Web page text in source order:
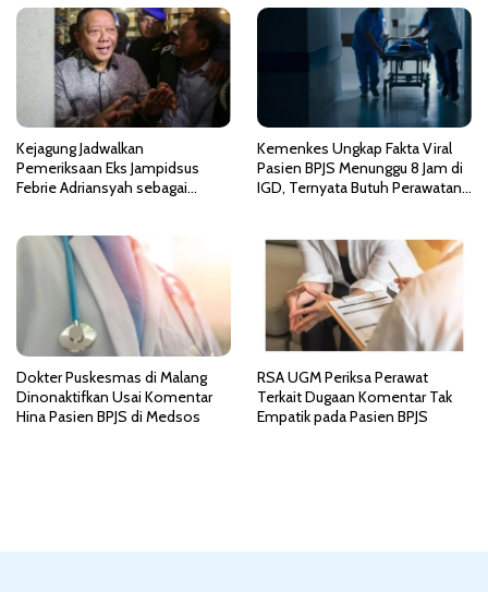
Kejagung Jadwalkan
Pemeriksaan Eks Jampidsus
Febrie Adriansyah sebagai
Kemenkes Ungkap Fakta Viral
Pasien BPJS Menunggu 8 Jam di
IGD, Ternyata Butuh Perawatan
Dokter Puskesmas di Malang
Dinonaktifkan Usai Komentar
Hina Pasien BPJS di Medsos
RSA UGM Periksa Perawat
Terkait Dugaan Komentar Tak
Empatik pada Pasien BPJS